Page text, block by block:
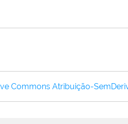
Commons Atribuição-